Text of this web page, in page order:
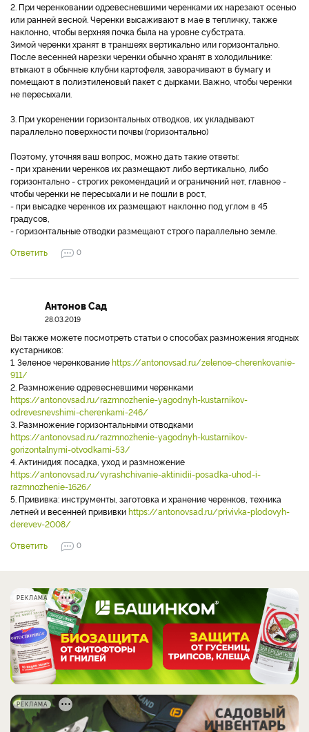
2. При черенковании одревесневшими черенками их нарезают осенью
или ранней весной. Черенки высаживают в мае в тепличку, также
наклонно, чтобы верхняя почка была на уровне субстрата.
Зимой черенки хранят в траншеях вертикально или горизонтально.
После весенней нарезки черенки обычно хранят в холодильнике:
втыкают в обычные клубни картофеля, заворачивают в бумагу и
помещают в полиэтиленовый пакет с дырками. Важно, чтобы черенки
не пересыхали.
3. При укоренении горизонтальных отводков, их укладывают
параллельно поверхности почвы (горизонтально)
Поэтому, уточняя ваш вопрос, можно дать такие ответы:
- при хранении черенков их размещают либо вертикально, либо
горизонтально - строгих рекомендаций и ограничений нет, главное -
чтобы черенки не пересыхали и не пошли в рост,
- при высадке черенков их размещают наклонно под углом в 45
градусов,
- горизонтальные отводки размещают строго параллельно земле.
Ответить
0
Антонов Сад
28.03.2019
Вы также можете посмотреть статьи о способах размножения ягодных
кустарников:
1. Зеленое черенкованиеhttps://antonovsad.ru/zelenoe-cherenkovanie-
911/
2. Размножение одревесневшими черенками
https://antonovsad.ru/razmnozhenie-yagodnyh-kustarnikov-
odrevesnevshimi-cherenkami-246/
3. Размножение горизонтальными отводками
https://antonovsad.ru/razmnozhenie-yagodnyh-kustarnikov-
gorizontalnymi-otvodkami-53/
4. Актинидия: посадка, уход и размножение
https://antonovsad.ru/vyrashchivanie-aktinidii-posadka-uhod-i-
razmnozhenie-1626/
5. Прививка: инструменты, заготовка и хранение черенков, техника
летней и весенней прививкиhttps://antonovsad.ru/privivka-plodovyh-
derevev-2008/
Ответить
0
РЕКЛАМА
РЕКЛАМА